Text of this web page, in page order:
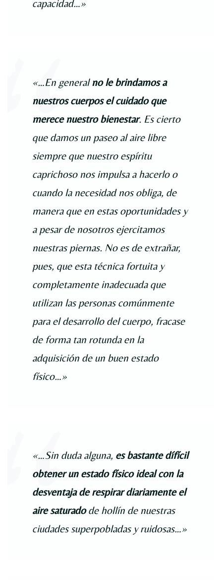
capacidad…»
«…En general no le brindamos a
nuestros cuerpos el cuidado que
merece nuestro bienestar. Es cierto
que damos un paseo al aire libre
siempre que nuestro espíritu
caprichoso nos impulsa a hacerlo o
cuando la necesidad nos obliga, de
manera que en estas oportunidades y
a pesar de nosotros ejercitamos
nuestras piernas. No es de extrañar,
pues, que esta técnica fortuita y
completamente inadecuada que
utilizan las personas comúnmente
para el desarrollo del cuerpo, fracase
de forma tan rotunda en la
adquisición de un buen estado
físico…»
«…Sin duda alguna, es bastante dífícil
obtener un estado físico ideal con la
desventaja de respirar diariamente el
aire saturadode hollín de nuestras
ciudades superpobladas y ruidosas…»